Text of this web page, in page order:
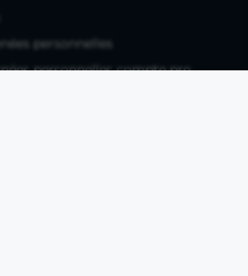
personnelles
personnelles compte pro